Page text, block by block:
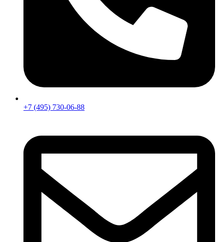
+7 (495) 730-06-88